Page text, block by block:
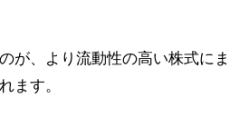
が、より流動性の高い株式にま
ます。